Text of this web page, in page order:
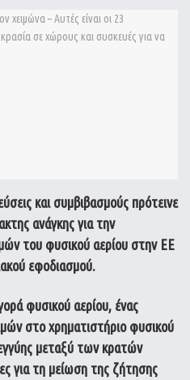
και συμβιβασμούς πρότεινε
ανάγκης για την
του φυσικού αερίου στην ΕΕ
εφοδιασμού.
φυσικού αερίου, ένας
στο χρηματιστήριο φυσικού
μεταξύ των κρατών
για τη μείωση της ζήτησης